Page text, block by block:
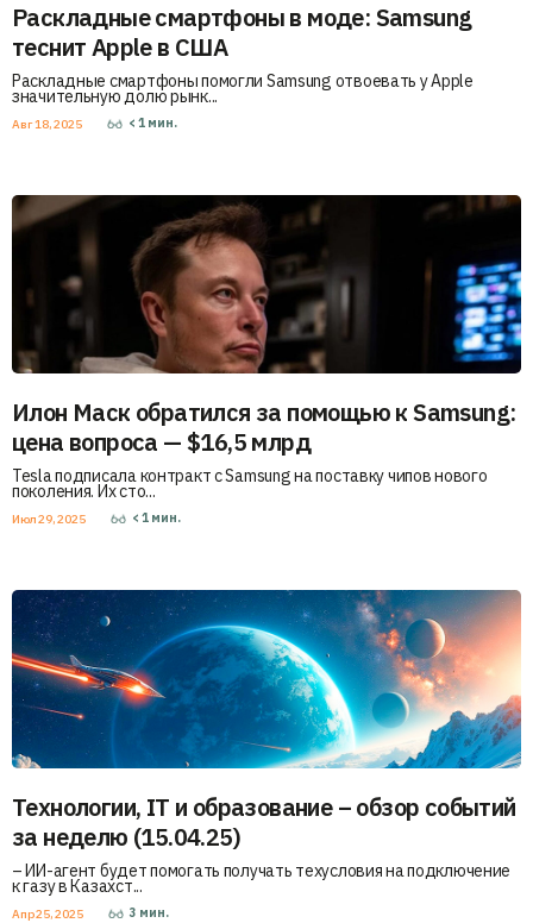
Раскладные смартфоны в моде: Samsung
теснит Apple в США
Раскладные смартфоны помогли Samsung отвоевать у Apple
значительную долю рынк...
Авг 18, 2025 < 1 мин.
Илон Маск обратился за помощью к Samsung:
цена вопроса — $16,5 млрд
Tesla подписала контракт с Samsung на поставку чипов нового
поколения. Их сто...
Июл 29, 2025 < 1 мин.
Технологии, IT и образование – обзор событий
за неделю (15.04.25)
– ИИ-агент будет помогать получать техусловия на подключение
к газу в Казахст...
Апр 25, 2025 3 мин.